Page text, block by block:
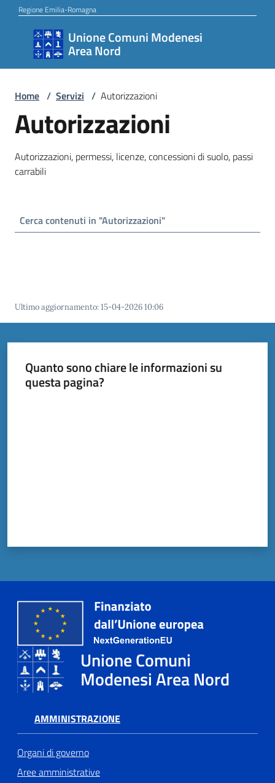
Vai al contenuto
Vai alla navigazione
Vai al footer
Regione Emilia-Romagna
Unione Comuni Modenesi
Area Nord
Unione
Comuni
Area
Nord
Amministrazione
Novità
dati
TERRA
Tutti
argomenti...
Seguici
su
Home / Servizi / Autorizzazioni
Autorizzazioni
Autorizzazioni, permessi, licenze, concessioni di suolo, passi
carrabili
Ultimo aggiornamento:15-04-2026 10:06
Quanto sono chiare le informazioni su
questa pagina?
Unione Comuni
Modenesi Area Nord
AMMINISTRAZIONE
Organi di governo
Aree amministrative